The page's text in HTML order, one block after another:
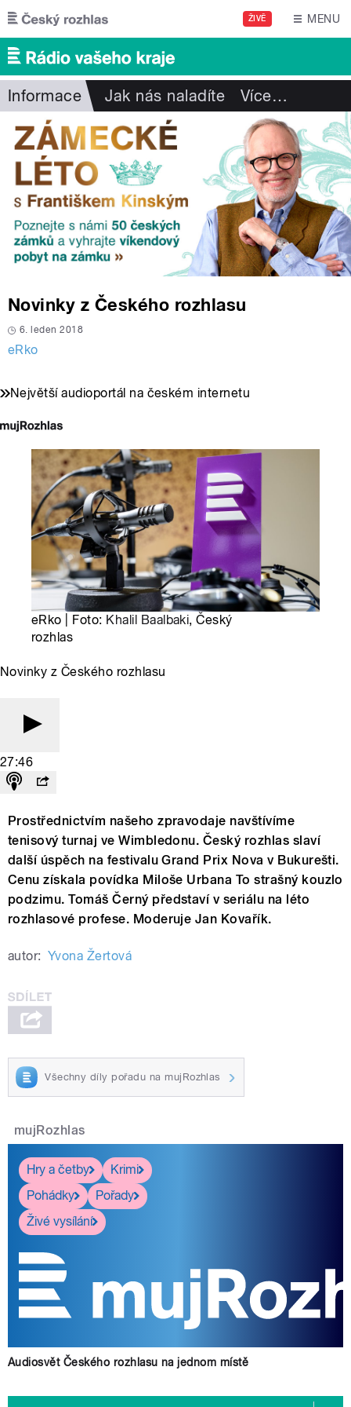
Přejít k hlavnímu obsahu
ŽIVĚ MENU
Informace Jak nás naladíte Více…
Novinky z Českého rozhlasu
6. leden 2018
eRko
Největší audioportál na českém internetu
eRko | Foto: Khalil Baalbaki, Český
rozhlas
Novinky z Českého rozhlasu
27:46
Prostřednictvím našeho zpravodaje navštívíme
tenisový turnaj ve Wimbledonu. Český rozhlas slaví
další úspěch na festivalu Grand Prix Nova v Bukurešti.
Cenu získala povídka Miloše Urbana To strašný kouzlo
podzimu. Tomáš Černý představí v seriálu na léto
rozhlasové profese. Moderuje Jan Kovařík.
autor: Yvona Žertová
Všechny díly pořadu na mujRozhlas
mujRozhlas
Hry a četby
Krimi
Pohádky
Pořady
Živé vysílání
Audiosvět Českého rozhlasu na jednom místě